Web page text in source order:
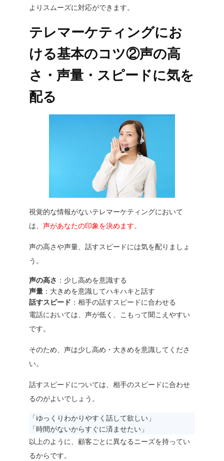
よりスムーズに対応ができます。
テレマーケティングにお
ける基本のコツ②声の高
さ・声量・スピードに気を
配る
視覚的な情報がないテレマーケティングにおいて
は、声があなたの印象を決めます。
声の高さや声量、話すスピードには気を配りましょ
う。
声の高さ ：少し高めを意識する
声量 ：大きめを意識してハキハキと話す
話すスピード ：相手の話すスピードに合わせる
電話においては、声が低く、こもって聞こえやすい
です。
そのため、声は少し高め・大きめを意識してくださ
い。
話すスピードについては、相手のスピードに合わせ
るのがよいでしょう。
「ゆっくりわかりやすく話して欲しい」
「時間がないからすぐに済ませたい」
以上のように、顧客ごとに異なるニーズを持ってい
るからです。